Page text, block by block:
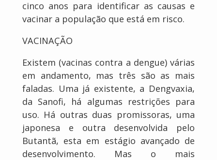
cinco anos para identificar as causas e
vacinar a população que está em risco.
VACINAÇÃO
Existem (vacinas contra a dengue) várias
em andamento, mas três são as mais
faladas. Uma já existente, a Dengvaxia,
da Sanofi, há algumas restrições para
uso. Há outras duas promissoras, uma
japonesa e outra desenvolvida pelo
Butantã, esta em estágio avançado de
desenvolvimento. Mas o mais